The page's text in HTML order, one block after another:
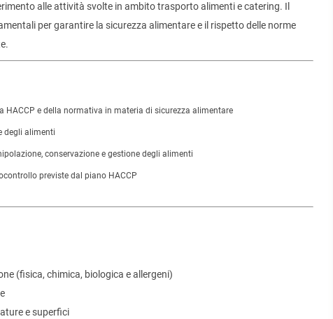
alle attività svolte in ambito trasporto alimenti e catering. Il
per garantire la sicurezza alimentare e il rispetto delle norme
e della normativa in materia di sicurezza alimentare
degli alimenti
conservazione e gestione degli alimenti
previste dal piano HACCP
(fisica, chimica, biologica e allergeni)
e superfici